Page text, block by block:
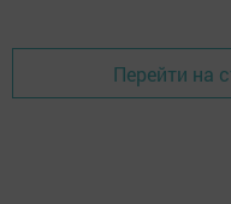
Перейти на